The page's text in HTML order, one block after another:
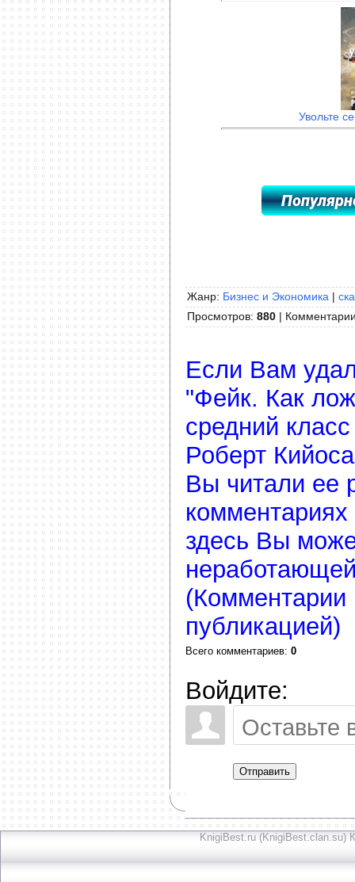
Увольте
Жанр: Бизнес и Экономика |
Просмотров: 880 |
Если Вам
"Фейк. Как
средний
Роберт
Вы читали ее
здесь Вы
(Комментарии
публикацией)
Всего комментариев: 0
Войдите:
Отправить
KnigiBest.ru (KnigiBest.clan.su)